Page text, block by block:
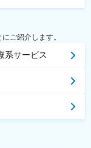
ご紹介します。
系サービス